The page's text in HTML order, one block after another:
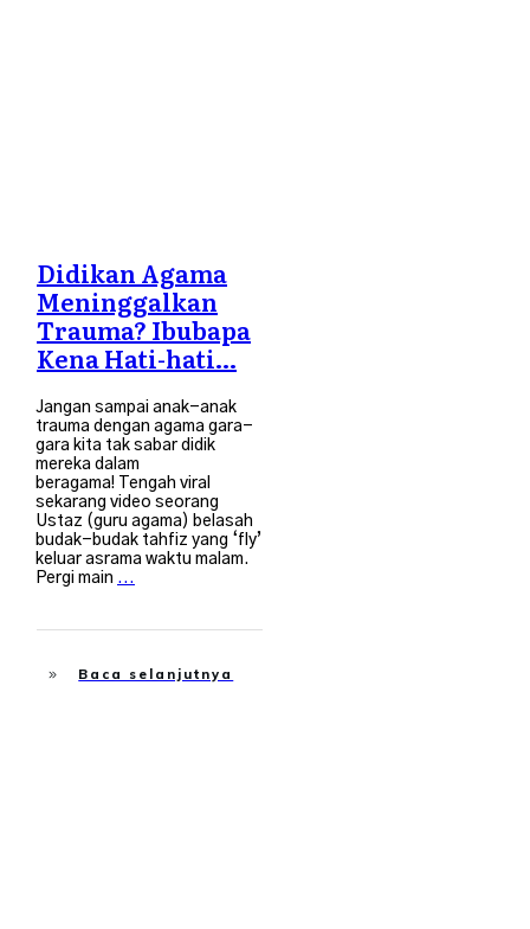
Didikan Agama
Meninggalkan
Trauma? Ibubapa
Kena Hati-hati…
Jangan sampai anak-anak
trauma dengan agama gara-
gara kita tak sabar didik
mereka dalam
beragama! Tengah viral
sekarang video seorang
Ustaz (guru agama) belasah
budak-budak tahfiz yang ‘fly’
keluar asrama waktu malam.
Pergi main ...
Baca selanjutnya